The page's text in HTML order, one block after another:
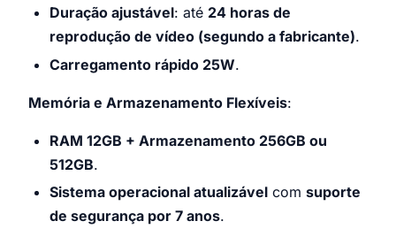
Duração ajustável: até 24 horas de
reprodução de vídeo (segundo a fabricante).
Carregamento rápido 25W.
Memória e Armazenamento Flexíveis:
RAM 12GB + Armazenamento 256GB ou
512GB.
Sistema operacional atualizável com suporte
de segurança por 7 anos.